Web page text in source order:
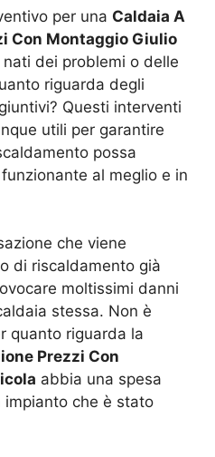
per una Caldaia A
Con Montaggio Giulio
dei problemi o delle
riguarda degli
Questi interventi
utili per garantire
possa
al meglio e in
che viene
di riscaldamento già
moltissimi danni
stessa. Non è
quanto riguarda la
Prezzi Con
abbia una spesa
impianto che è stato